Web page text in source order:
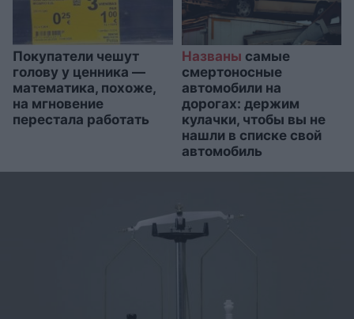
Покупатели чешут
голову у ценника —
математика, похоже,
на мгновение
перестала работать
Названы самые
смертоносные
автомобили на
дорогах: держим
кулачки, чтобы вы не
нашли в списке свой
автомобиль